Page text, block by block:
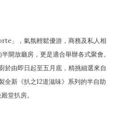
」，氣氛輕鬆優游，商務及私人相
開放廳房，更是適合舉辦各式聚會。
於由即日起至五月底，精挑細選來自
全新《扒之12道滋味》系列的半自助
堂扒房。